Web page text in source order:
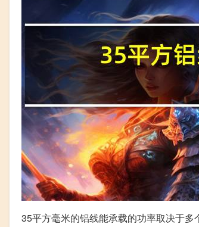
35平方毫米的铝线能承载的功率取决于多